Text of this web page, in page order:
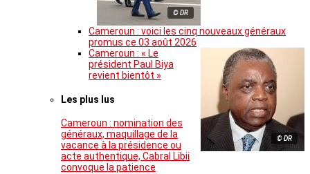
© DR
Cameroun : voici les cinq nouveaux généraux
promus ce 03 août 2026
© DR
Cameroun : « Le
président Paul Biya
revient bientôt »
Les plus lus
Cameroun : nomination des
généraux, maquillage de la
vacance à la présidence ou
acte authentique, Cabral Libii
convoque la patience